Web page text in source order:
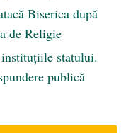
Biserica după
de Religie
statului.
publică